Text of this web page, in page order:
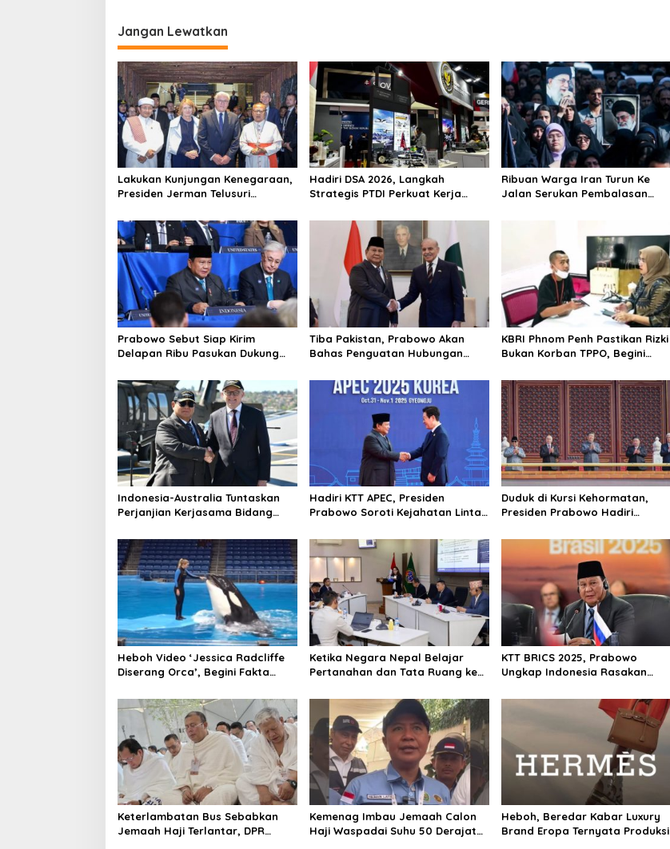
Jangan Lewatkan
Lakukan Kunjungan Kenegaraan,
Presiden Jerman Telusuri
Hadiri DSA 2026, Langkah
Strategis PTDI Perkuat Kerja
dengan Malaysia
Ribuan Warga Iran Turun Ke
Jalan Serukan Pembalasan
Prabowo Sebut Siap Kirim
Delapan Ribu Pasukan Dukung
Tiba Pakistan, Prabowo Akan
Bahas Penguatan Hubungan
KBRI Phnom Penh Pastikan Rizki
Bukan Korban TPPO, Begini
Indonesia-Australia Tuntaskan
Perjanjian Kerjasama Bidang
Tetangga
Hadiri KTT APEC, Presiden
Prabowo Soroti Kejahatan Lintas
Duduk di Kursi Kehormatan,
Presiden Prabowo Hadiri
Heboh Video ‘Jessica Radcliffe
Diserang Orca’, Begini Fakta
Ketika Negara Nepal Belajar
Pertanahan dan Tata Ruang ke
KTT BRICS 2025, Prabowo
Ungkap Indonesia Rasakan
Keterlambatan Bus Sebabkan
Jemaah Haji Terlantar, DPR
Kemenag Imbau Jemaah Calon
Haji Waspadai Suhu 50 Derajat
Heboh, Beredar Kabar Luxury
Brand Eropa Ternyata Produksi